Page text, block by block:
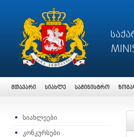
სიახლეები
კონკურსები